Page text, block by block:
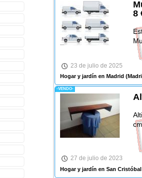
8
23 de julio de 2025
Hogar y jardín en Madrid
-VENDO-
27 de julio de 2023
Hogar y jardín en San